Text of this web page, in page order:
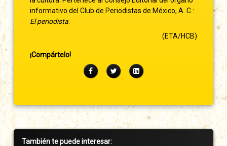
informativo del Club de Periodistas de México, A. C.:
El periodista
(ETA/HCB)
¡Compártelo!
FacebookTwitterLinkedIn
Barra
También te puede interesar: